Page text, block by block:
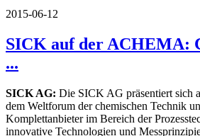
2015-06-12
SICK auf der ACHEMA:
...
SICK AG: Die SICK AG präsentiert sich
dem Weltforum der chemischen Technik
Komplettanbieter im Bereich der
innovative Technologien und